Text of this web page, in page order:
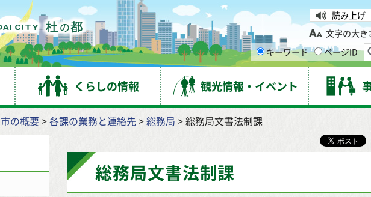
仙台市
読み上げ
文字の大き
キーワード
ページID
くらしの情報 観光情報・イベント
市の概要>各課の業務と連絡先>総務局 > 総務局文書法制課
総務局文書法制課